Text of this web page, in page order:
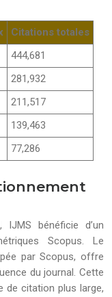
Citations totales
444,681
281,932
211,517
139,463
77,286
bénéficie d’un
Scopus. Le
par Scopus, offre
du journal. Cette
de citation plus large,